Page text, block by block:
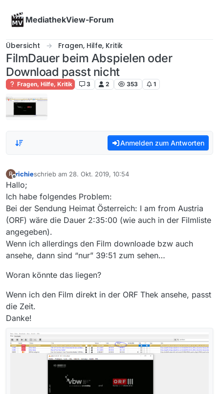
MediathekView-Forum
Übersicht Fragen, Hilfe, Kritik
FilmDauer beim Abspielen oder
Download passt nicht
Fragen, Hilfe, Kritik 3 2 353 1
Anmelden zum Antworten
R
Offline
richieschrieb am 28. Okt. 2019, 10:54
zuletzt editiert von
Hallo;
Ich habe folgendes Problem:
Bei der Sendung Heimat Österreich: I am from Austria
(ORF) wäre die Dauer 2:35:00 (wie auch in der Filmliste
angegeben).
Wenn ich allerdings den Film downloade bzw auch
ansehe, dann sind “nur” 39:51 zum sehen…
Woran könnte das liegen?
Wenn ich den Film direkt in der ORF Thek ansehe, passt
die Zeit.
Danke!